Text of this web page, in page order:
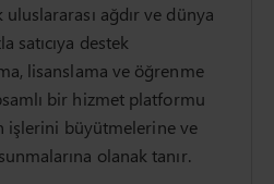
ağdır ve dünya
satıcıya destek
lisanslama ve öğrenme
bir hizmet platformu
işlerini büyütmelerine ve
olanak tanır.